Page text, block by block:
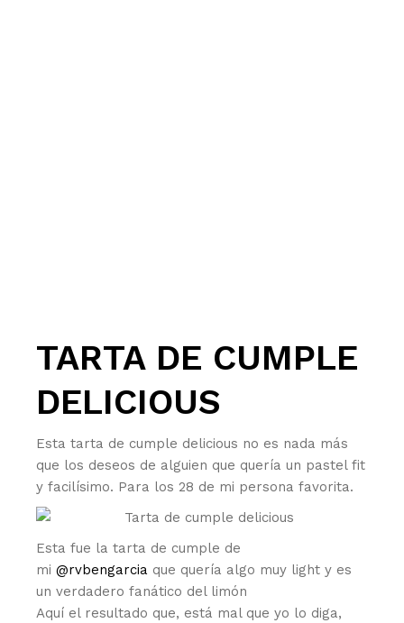
TARTA DE CUMPLE
DELICIOUS
Esta tarta de cumple delicious no es nada más
que los deseos de alguien que quería un pastel fit
y facilísimo. Para los 28 de mi persona favorita.
Esta fue la tarta de cumple de
mi@rvbengarcia que quería algo muy light y es
un verdadero fanático del limón
Aquí el resultado que, está mal que yo lo diga,